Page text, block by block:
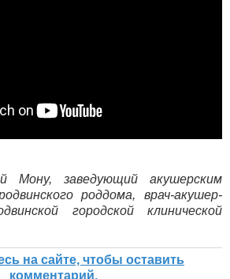
Мону, заведующий акушерским
роддома, врач-акушер-
городской клинической
на сайте, чтобы оставить
комментарий.